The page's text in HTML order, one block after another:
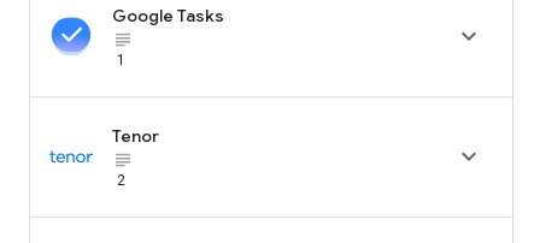
Google Tasks
subject_black
1

Tenor
subject_black
2
